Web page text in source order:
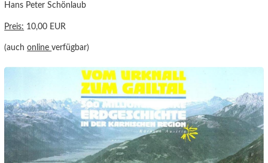
Hans Peter Schönlaub
Preis: 10,00 EUR
(auchonlineverfügbar)